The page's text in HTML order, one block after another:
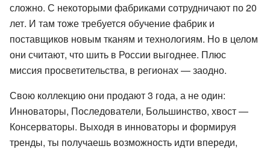
сложно. С некоторыми фабриками сотрудничают по 20
лет. И там тоже требуется обучение фабрик и
поставщиков новым тканям и технологиям. Но в целом
они считают, что шить в России выгоднее. Плюс
миссия просветительства, в регионах — заодно.
Свою коллекцию они продают 3 года, а не один:
Инноваторы, Последователи, Большинство, хвост —
Консерваторы. Выходя в инноваторы и формируя
тренды, ты получаешь возможность идти впереди,